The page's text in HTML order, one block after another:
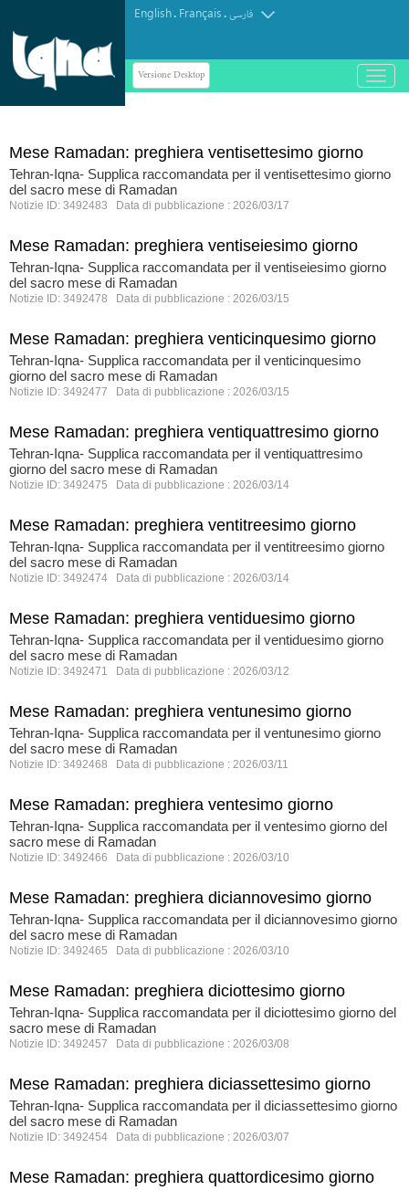
English. Français.فارسی
Versione Desktop
باز
و
Mese Ramadan: preghiera ventisettesimo giorno
Tehran-Iqna- Supplica raccomandata per il ventisettesimo giorno
del sacro mese di Ramadan
Notizie ID: 3492483 Data di pubblicazione : 2026/03/17
Mese Ramadan: preghiera ventiseiesimo giorno
Tehran-Iqna- Supplica raccomandata per il ventiseiesimo giorno
del sacro mese di Ramadan
Notizie ID: 3492478 Data di pubblicazione : 2026/03/15
Mese Ramadan: preghiera venticinquesimo giorno
Tehran-Iqna- Supplica raccomandata per il venticinquesimo
giorno del sacro mese di Ramadan
Notizie ID: 3492477 Data di pubblicazione : 2026/03/15
Mese Ramadan: preghiera ventiquattresimo giorno
Tehran-Iqna- Supplica raccomandata per il ventiquattresimo
giorno del sacro mese di Ramadan
Notizie ID: 3492475 Data di pubblicazione : 2026/03/14
Mese Ramadan: preghiera ventitreesimo giorno
Tehran-Iqna- Supplica raccomandata per il ventitreesimo giorno
del sacro mese di Ramadan
Notizie ID: 3492474 Data di pubblicazione : 2026/03/14
Mese Ramadan: preghiera ventiduesimo giorno
Tehran-Iqna- Supplica raccomandata per il ventiduesimo giorno
del sacro mese di Ramadan
Notizie ID: 3492471 Data di pubblicazione : 2026/03/12
Mese Ramadan: preghiera ventunesimo giorno
Tehran-Iqna- Supplica raccomandata per il ventunesimo giorno
del sacro mese di Ramadan
Notizie ID: 3492468 Data di pubblicazione : 2026/03/11
Mese Ramadan: preghiera ventesimo giorno
Tehran-Iqna- Supplica raccomandata per il ventesimo giorno del
sacro mese di Ramadan
Notizie ID: 3492466 Data di pubblicazione : 2026/03/10
Mese Ramadan: preghiera diciannovesimo giorno
Tehran-Iqna- Supplica raccomandata per il diciannovesimo giorno
del sacro mese di Ramadan
Notizie ID: 3492465 Data di pubblicazione : 2026/03/10
Mese Ramadan: preghiera diciottesimo giorno
Tehran-Iqna- Supplica raccomandata per il diciottesimo giorno del
sacro mese di Ramadan
Notizie ID: 3492457 Data di pubblicazione : 2026/03/08
Mese Ramadan: preghiera diciassettesimo giorno
Tehran-Iqna- Supplica raccomandata per il diciassettesimo giorno
del sacro mese di Ramadan
Notizie ID: 3492454 Data di pubblicazione : 2026/03/07
Mese Ramadan: preghiera quattordicesimo giorno